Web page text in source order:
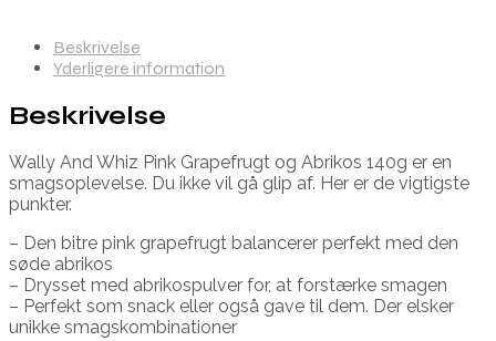
Beskrivelse
Yderligere information
Beskrivelse
Wally And Whiz Pink Grapefrugt og Abrikos 140g er en
smagsoplevelse. Du ikke vil gå glip af. Her er de vigtigste
punkter.
– Den bitre pink grapefrugt balancerer perfekt med den
søde abrikos
– Drysset med abrikospulver for, at forstærke smagen
– Perfekt som snack eller også gave til dem. Der elsker
unikke smagskombinationer